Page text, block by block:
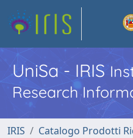
UniSa - IRIS
Research
IRIS
Catalogo Prodotti